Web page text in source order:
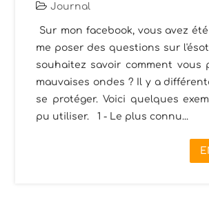
Journal
Sur mon facebook, vous avez
me poser des questions sur
souhaitez savoir comment vous
mauvaises ondes ? Il y a
se protéger. Voici quelques
pu utiliser. 1 - Le plus connu...